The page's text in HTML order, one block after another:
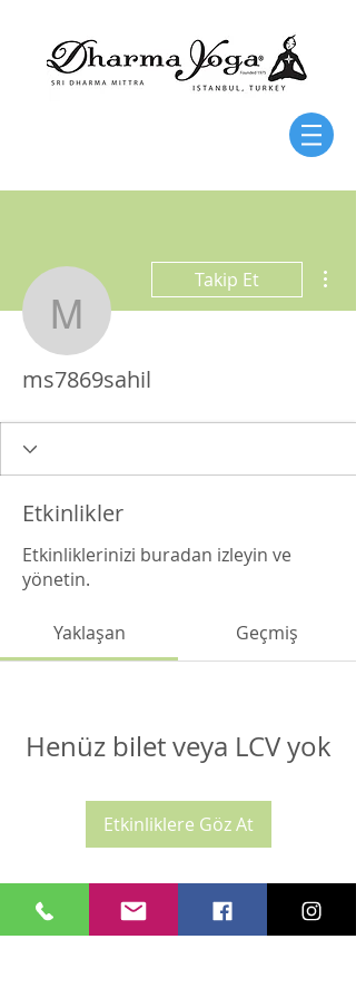
ms7869sahil
Takip Et
ms7869sahil
Etkinlikler
Etkinliklerinizi buradan izleyin ve
yönetin.
Yaklaşan Geçmiş
Henüz bilet veya LCV yok
Etkinliklere Göz At